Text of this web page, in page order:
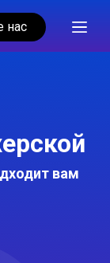
нас
вам